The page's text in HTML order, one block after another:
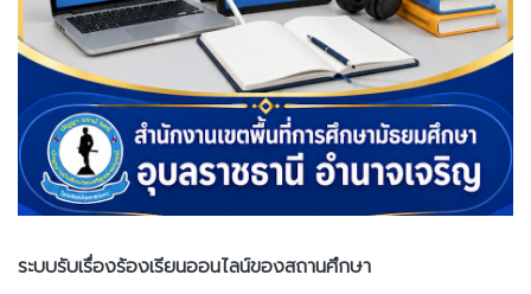
ระบบรับเรื่องร้องเรียนออนไลน์ของสถานศึกษา